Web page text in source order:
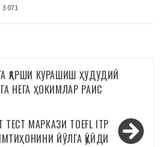
3 071
ҚАРШИ КУРАШИШ ҲУДУДИЙ
НЕГА ҲОКИМЛАР РАИС
МАРКАЗИ TOEFL ITP
ЙЎЛГА ҚЎЙДИ